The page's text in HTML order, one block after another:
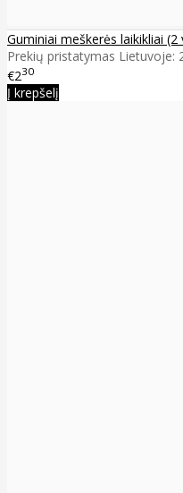
Guminiai meškerės laikikliai (2
Prekių pristatymas Lietuvoje:
€230
Į krepšelį